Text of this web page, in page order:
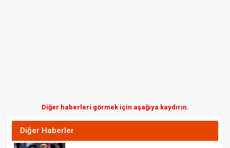
Diğer haberleri görmek için aşağıya kaydırın.
Diğer Haberler